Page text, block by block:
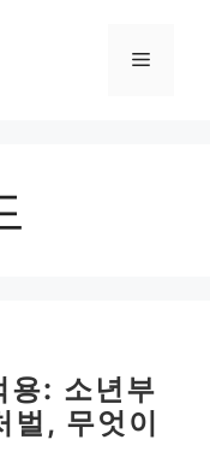
메
용: 소년부
, 무엇이